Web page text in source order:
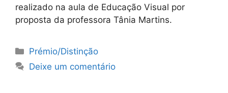
realizado na aula de Educação Visual por
proposta da professora Tânia Martins.
Categorias
Prémio/Distinção
Deixe um comentário